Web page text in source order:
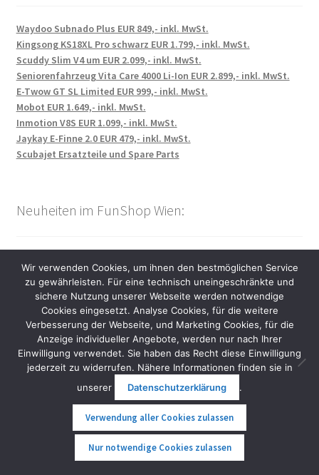
Waydoo Subnado Plus EUR 849,- inkl. MwSt.
Kingsong KS18XL Pro schwarz EUR 1.799,- inkl. MwSt.
Scuddy Slim V4 um EUR 2.099,- inkl. MwSt.
Seniorenfahrzeug Vita Care 4000 Li-Ion EUR 2.899,- inkl. MwSt.
E-Twow GT SL Limited EUR 999,- inkl. MwSt.
Mobot EUR 1.649,- inkl. MwSt.
Inmotion V8S EUR 1.099,- inkl. MwSt.
Jaykay E-Finne 2.0 EUR 479,- inkl. MwSt.
Scubajet Ersatzteile und Spare Parts
Neuheiten im FunShop Wien:
Scuddy Premium Quad
Steereon C30
VMoto Stash
Kingsong KS18XL Pro
Inmotion P6 und V9
Seabob SE63, F9 und F9 S
Kingsong F18 und F22 Pro
Seniorenmobil Vita Care
Nosfet Aero und Aeon EUC
Onewheel Antic Bike
Otter Bike Wasserfahrrad
Nero Thunder und Thunder Pro
Wir verwenden Cookies, um ihnen den bestmöglichen Service
zu gewährleisten. Für eine technisch uneingeschränkte und
sichere Nutzung unserer Webseite werden notwendige
Cookies eingesetzt. Analyse Cookies, für die weitere
Verbesserung der Webseite, und Marketing Cookies, für die
Anzeige individueller Angebote, werden nur nach Ihrer
Einwilligung verwendet. Sie haben das Recht diese Einwilligung
jederzeit zu widerrufen. Nähere Informationen finden sie in
unserer
Datenschutzerklärung .
Verwendung aller Cookies zulassen
Nur notwendige Cookies zulassen